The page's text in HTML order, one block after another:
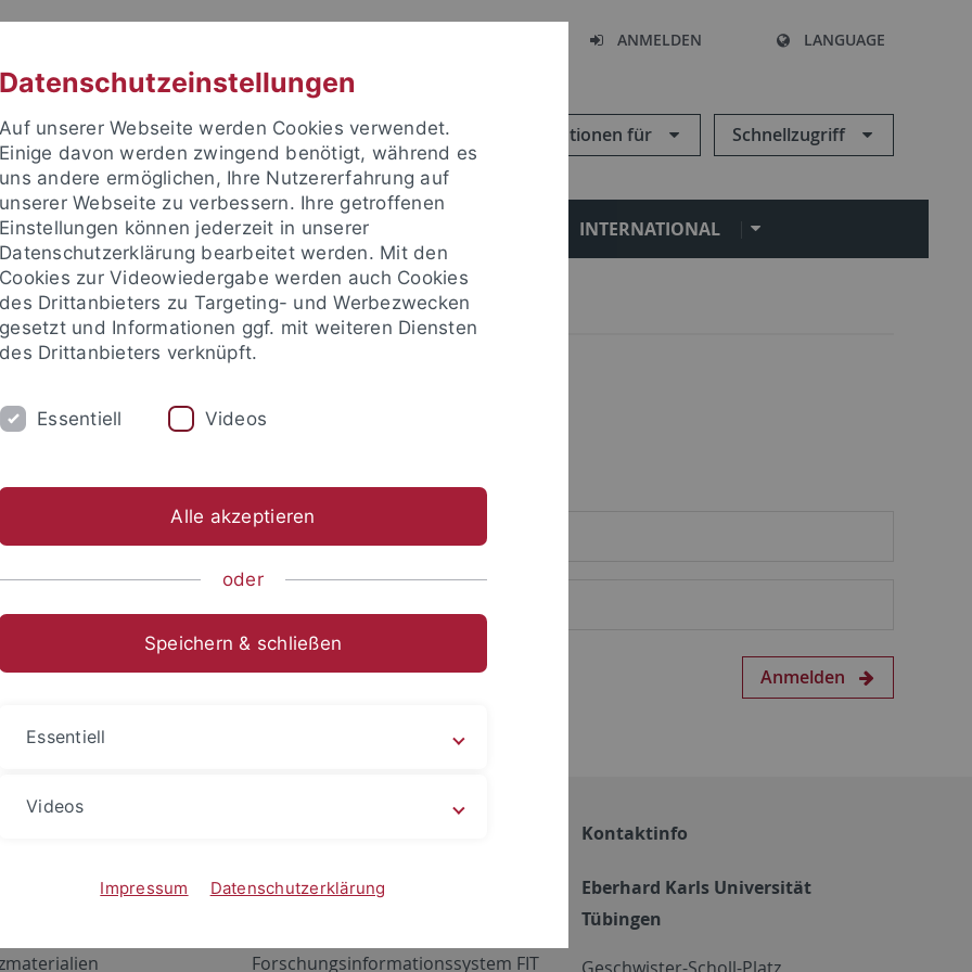
ANMELDEN LANGUAGE
Informationen für Schnellzugriff
FORSCHUNG EINRICHTUNGEN INTERNATIONAL
um sich anzumelden:
Anmelden
Netzwerk
ALMA
Forschungsinformationssystem FIT
Kontaktinfo
Eberhard Karls Universität
Tübingen
Datenschutzeinstellungen
Auf unserer Webseite werden Cookies verwendet.
Einige davon werden zwingend benötigt, während es
uns andere ermöglichen, Ihre Nutzererfahrung auf
unserer Webseite zu verbessern. Ihre getroffenen
Einstellungen können jederzeit in unserer
Datenschutzerklärung bearbeitet werden. Mit den
Cookies zur Videowiedergabe werden auch Cookies
des Drittanbieters zu Targeting- und Werbezwecken
gesetzt und Informationen ggf. mit weiteren Diensten
des Drittanbieters verknüpft.
Essentiell Videos
Alle akzeptieren
oder
Speichern & schließen
Essentiell
Videos
Impressum Datenschutzerklärung